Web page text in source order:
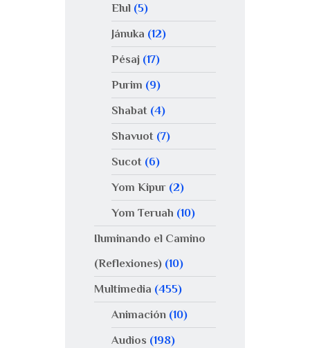
Elul(5)
Jánuka (12)
Pésaj(17)
Purim (9)
Shabat(4)
Shavuot(7)
Sucot(6)
Yom Kipur(2)
Yom Teruah (10)
Iluminando el Camino
(Reflexiones) (10)
Multimedia (455)
Animación(10)
Audios (198)